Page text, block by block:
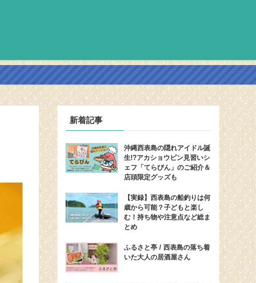
新着記事
沖縄西表島の隠れアイドル誕
生!?アカショウビン見習いシ
ェフ「てらびん」のご紹介＆
店頭限定グッズも
【実録】西表島の船釣りは何
歳から可能？子どもと楽し
む！持ち物や注意点など総ま
とめ
ふるさと亭 / 西表島の落ち着
いた大人の居酒屋さん